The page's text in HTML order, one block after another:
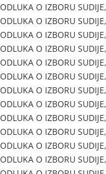
ODLUKA O IZBORU
ODLUKA O IZBORU
ODLUKA O IZBORU
ODLUKA O IZBORU
ODLUKA O IZBORU
ODLUKA O IZBORU
ODLUKA O IZBORU
ODLUKA O IZBORU
ODLUKA O IZBORU
ODLUKA O IZBORU
ODLUKA O IZBORU
ODLUKA O IZBORU